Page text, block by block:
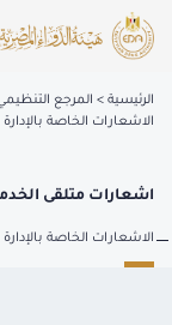
الرئيسية المرجع
الاشعارات الخاصة
اشعارات متلقى
الاشعارات الخاصة